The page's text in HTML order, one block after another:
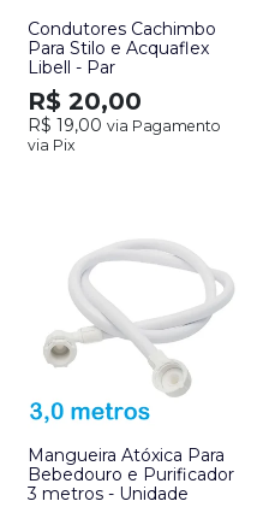
Condutores Cachimbo
Para Stilo e Acquaflex
Libell - Par
R$ 20,00
R$ 19,00 via Pagamento
via Pix
Mangueira Atóxica Para
Bebedouro e Purificador
3 metros - Unidade